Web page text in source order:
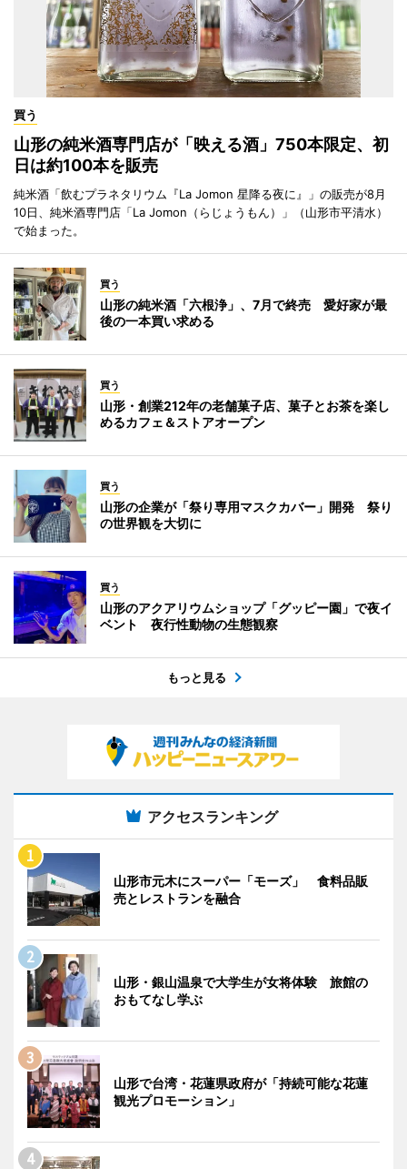
買う
山形の純米酒専門店が「映える酒」750本限定、初
日は約100本を販売
純米酒「飲むプラネタリウム『La Jomon 星降る夜に』」の販売が8月
10日、純米酒専門店「La Jomon（らじょうもん）」（山形市平清水）
で始まった。
買う
山形の純米酒「六根浄」、7月で終売 愛好家が最
後の一本買い求める
買う
山形・創業212年の老舗菓子店、菓子とお茶を楽し
めるカフェ＆ストアオープン
買う
山形の企業が「祭り専用マスクカバー」開発 祭り
の世界観を大切に
買う
山形のアクアリウムショップ「グッピー園」で夜イ
ベント 夜行性動物の生態観察
もっと見る
アクセスランキング
山形市元木にスーパー「モーズ」 食料品販
売とレストランを融合
山形・銀山温泉で大学生が女将体験 旅館の
おもてなし学ぶ
山形で台湾・花蓮県政府が「持続可能な花蓮
観光プロモーション」